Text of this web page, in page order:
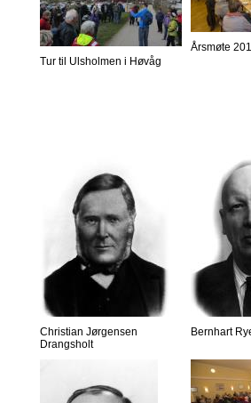
Tur til Ulsholmen i Høvåg
Årsmøte
Christian Jørgensen
Drangsholt
Bernhart